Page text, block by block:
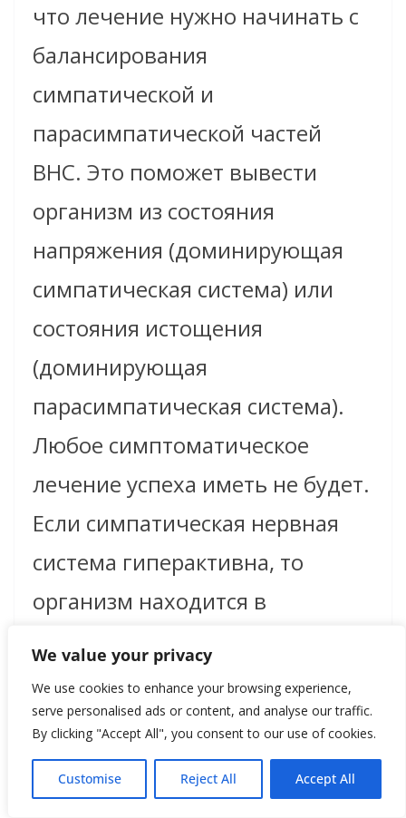
We value your privacy
We use cookies to enhance your browsing experience,
serve personalised ads or content, and analyse our traffic.
By clicking "Accept All", you consent to our use of cookies.
Customise Reject All Accept All
что лечение нужно начинать с
балансирования
симпатической и
парасимпатической частей
ВНС. Это поможет вывести
организм из состояния
напряжения (доминирующая
симпатическая система) или
состояния истощения
(доминирующая
парасимпатическая система).
Любое симптоматическое
лечение успеха иметь не будет.
Если симпатическая нервная
система гиперактивна, то
организм находится в
парасимпатическая нервная
система не может выполнять
свои функции регенерации и,
как результат, иммунная и